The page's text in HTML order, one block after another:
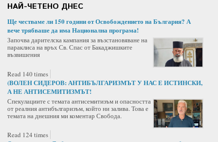
НАЙ-ЧЕТЕНО ДНЕС
Ще честваме ли 150 години от Освобождението на България? А
вече трябваше да има Национална програма!
Започва дарителска кампания за възстановяване на
параклиса на връх Св. Спас от Бакаджишките
възвишения
Read 140 times
(ВОЛЕН СИДЕРОВ: АНТИБЪЛГАРИЗМЪТ У НАС Е ИСТИНСКИ,
А НЕ АНТИСЕМИТИЗМЪТ!
Спекулациите с темата антисемитизъм и опасността
от реалния антибългаризъм, който ни залива. Това е
темата на днешния ми коментар Свобода.
Read 124 times